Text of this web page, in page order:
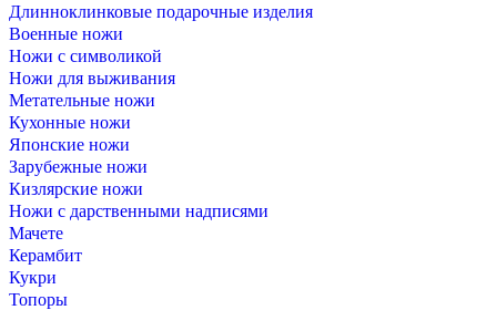
Длинноклинковые подарочные изделия
Военные ножи
Ножи с символикой
Ножи для выживания
Метательные ножи
Кухонные ножи
Японские ножи
Зарубежные ножи
Кизлярские ножи
Ножи с дарственными надписями
Мачете
Керамбит
Кукри
Топоры